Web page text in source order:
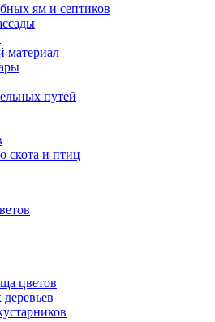
ям и септиков
материал
путей
скота и птиц
цветов